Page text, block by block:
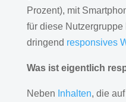
Prozent), mit
für diese
dringend responsives
Was ist eigentlich
Neben Inhalten, die